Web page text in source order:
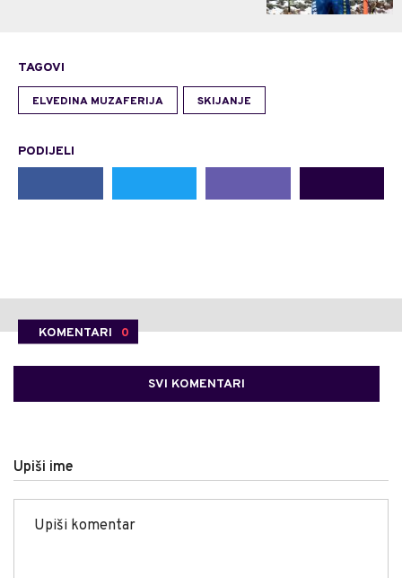
TAGOVI
ELVEDINA MUZAFERIJA SKIJANJE
PODIJELI
KOMENTARI 0
SVI KOMENTARI
Upiši ime